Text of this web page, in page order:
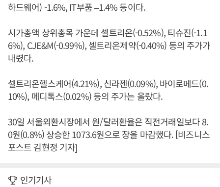
하드웨어) -1.6%, IT부품 –1.4% 등이다.
시가총액 상위총목 가운데 셀트리온(-0.52%), 티슈진(-1.1
6%), CJE&M(-0.99%), 셀트리온제약(-0.40%) 등의 주가가
내렸다.
셀트리온헬스케어(4.21%), 신라젠(0.09%), 바이로메드(0.
10%), 메디톡스(0.02%) 등의 주가는 올랐다.
30일 서울외환시장에서 원/달러환율은 직전거래일보다 8.
0원(0.8%) 상승한 1073.6원으로 장을 마감했다. [비즈니스
포스트 김현정 기자]
인기기사